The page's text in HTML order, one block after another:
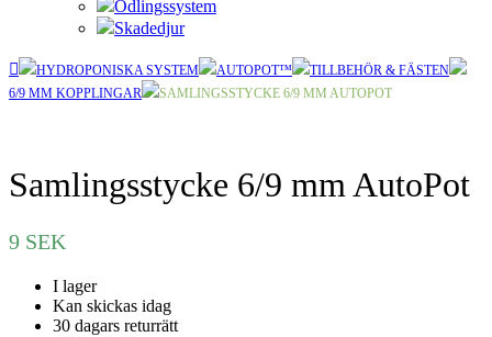
Odlingssystem
Skadedjur
HYDROPONISKA SYSTEM AUTOPOT™
TILLBEHÖR & FÄSTEN
6/9 MM KOPPLINGAR
SAMLINGSSTYCKE 6/9 MM AUTOPOT
Samlingsstycke 6/9 mm AutoPot
9 SEK
I lager
Kan skickas idag
30 dagars returrätt